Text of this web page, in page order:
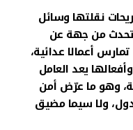
نقلتها وسائل
تتحدث من جهة عن
أعمالا عدائية،
يعد العامل
وهو ما عرّض أمن
ولا سيما مضيق